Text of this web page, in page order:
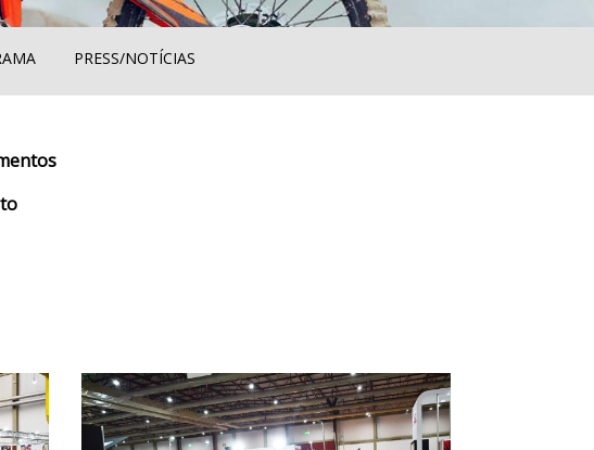
PRESS/NOTÍCIAS